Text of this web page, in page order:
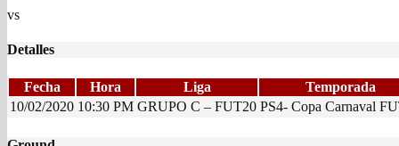
vs
Detalles
Fecha Hora Liga
Temporada
10/02/2020 10:30 PM GRUPO C – FUT20 PS4- Copa Carnaval